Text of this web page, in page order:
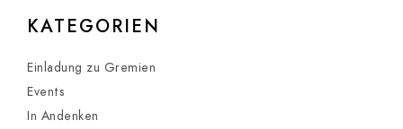
KATEGORIEN
Einladung zu Gremien
Events
In Andenken